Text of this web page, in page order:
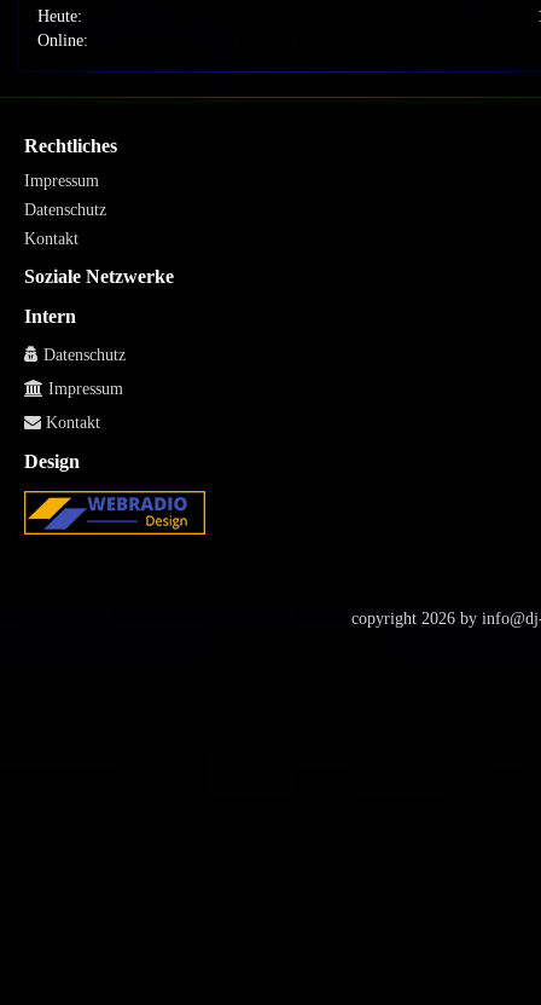
Heute:
Online:
Rechtliches
Impressum
Datenschutz
Kontakt
Soziale Netzwerke
Intern
Datenschutz
Impressum
Kontakt
Design
copyright 2026 by